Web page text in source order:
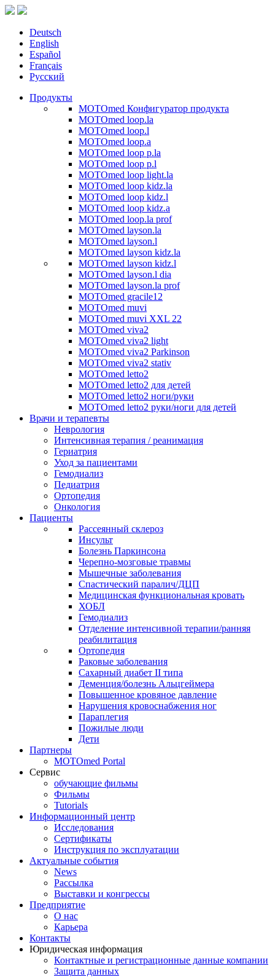
Deutsch
English
Español
Français
Русский
Продукты
MOTOmed Конфигуратор продукта
MOTOmed loop.la
MOTOmed loop.l
MOTOmed loop.a
MOTOmed loop p.la
MOTOmed loop p.l
MOTOmed loop light.la
MOTOmed loop kidz.la
MOTOmed loop kidz.l
MOTOmed loop kidz.a
MOTOmed loop.la prof
MOTOmed layson.la
MOTOmed layson.l
MOTOmed layson kidz.la
MOTOmed layson kidz.l
MOTOmed layson.l dia
MOTOmed layson.la prof
MOTOmed gracile12
MOTOmed muvi
MOTOmed muvi XXL 22
MOTOmed viva2
MOTOmed viva2 light
MOTOmed viva2 Parkinson
MOTOmed viva2 stativ
MOTOmed letto2
MOTOmed letto2 для детей
MOTOmed letto2 ноги/руки
MOTOmed letto2 руки/ноги для детей
Врачи и терапевты
Неврология
Интенсивная терапия / реанимация
Гериатрия
Уход за пациентами
Гемодиализ
Педиатрия
Ортопедия
Онкология
Пациенты
Рассеянный склероз
Инсульт
Болезнь Паркинсона
Черепно-мозговые травмы
Мышечные заболевания
Спастический паралич/ДЦП
Медицинская функциональная кровать
ХОБЛ
Гемодиализ
Отделение интенсивной терапии/ранняя
реабилитация
Ортопедия
Раковые заболевания
Сахарный диабет II типа
Деменция/болезнь Альцгеймера
Повышенное кровяное давление
Нарушения кровоснабжения ног
Параплегия
Пожилые люди
Дети
Партнеры
MOTOmed Portal
Сервис
обучающие фильмы
Фильмы
Tutorials
Информационный центр
Исследования
Сертификаты
Инструкция по эксплуатации
Актуальные события
News
Рассылка
Выставки и конгрессы
Предприятие
О нас
Карьера
Контакты
Юридическая информация
Контактные и регистрационные данные компании
Защита данных